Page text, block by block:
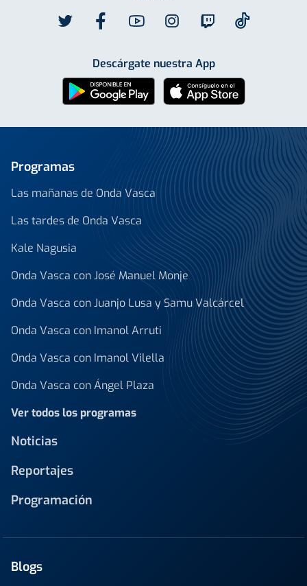
Descárgate nuestra App
Programas
Las mañanas de Onda Vasca
Las tardes de Onda Vasca
Kale Nagusia
Onda Vasca con José Manuel Monje
Onda Vasca con Juanjo Lusa y Samu Valcárcel
Onda Vasca con Imanol Arruti
Onda Vasca con Imanol Vilella
Onda Vasca con Ángel Plaza
Ver todos los programas
Noticias
Reportajes
Programación
Blogs